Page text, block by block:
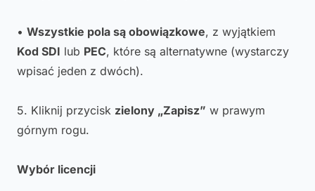
• Wszystkie pola są obowiązkowe, z wyjątkiem
Kod SDI lub PEC, które są alternatywne (wystarczy
wpisać jeden z dwóch).
5. Kliknij przycisk zielony „Zapisz” w prawym
górnym rogu.
Wybór licencji